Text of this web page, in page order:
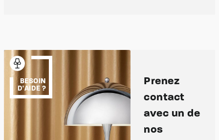
BESOIN
D'AIDE ?
Prenez
contact
avec un de
nos